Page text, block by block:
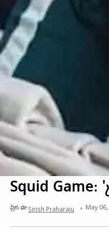
Squid
వ్రాసిన వారు Sirish Praharaju May